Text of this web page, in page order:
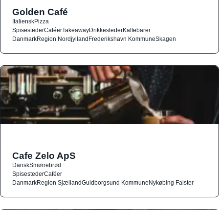
Golden Café
ItalienskPizza
SpisestederCaféerTakeawayDrikkestederKaffebarer
DanmarkRegion NordjyllandFrederikshavn KommuneSkagen
Cafe Zelo ApS
DanskSmørrebrød
SpisestederCaféer
DanmarkRegion SjællandGuldborgsund KommuneNykøbing Falster